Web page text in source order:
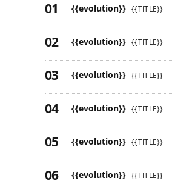
{{evolution}} {{TITLE}}
{{evolution}} {{TITLE}}
{{evolution}} {{TITLE}}
{{evolution}} {{TITLE}}
{{evolution}} {{TITLE}}
{{evolution}} {{TITLE}}